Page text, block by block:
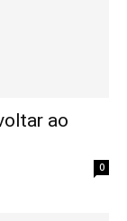
ao
0